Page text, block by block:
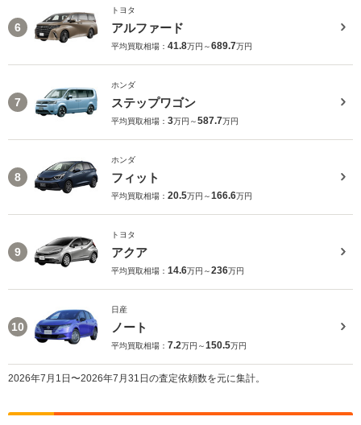
6
トヨタ
アルファード
平均買取相場： 41.8万円～689.7万円
7
ホンダ
ステップワゴン
平均買取相場： 3万円～587.7万円
8
ホンダ
フィット
平均買取相場： 20.5万円～166.6万円
9
トヨタ
アクア
平均買取相場： 14.6万円～236万円
10
日産
ノート
平均買取相場： 7.2万円～150.5万円
2026年7月1日〜2026年7月31日の査定依頼数を元に集計。